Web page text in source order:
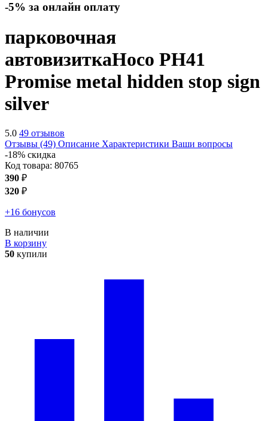
-5% за онлайн оплату
парковочная
автовизиткаHoco PH41
Promise metal hidden stop sign
silver
5.0 49 отзывов
Отзывы (49) Описание Характеристики Ваши вопросы
-18% скидка
Код товара: 80765
390 ₽
320 ₽
+16 бонусов
В наличии
В корзину
50 купили